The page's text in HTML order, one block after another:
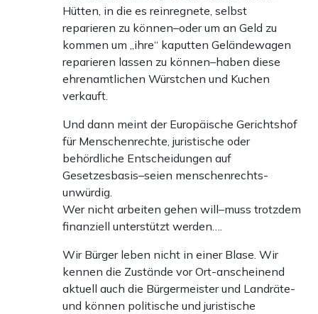
Hütten, in die es reinregnete, selbst
reparieren zu können–oder um an Geld zu
kommen um „ihre“ kaputten Geländewagen
reparieren lassen zu können–haben diese
ehrenamtlichen Würstchen und Kuchen
verkauft.
Und dann meint der Europäische Gerichtshof
für Menschenrechte, juristische oder
behördliche Entscheidungen auf
Gesetzesbasis–seien menschenrechts-
unwürdig.
Wer nicht arbeiten gehen will–muss trotzdem
finanziell unterstützt werden….
Wir Bürger leben nicht in einer Blase. Wir
kennen die Zustände vor Ort-anscheinend
aktuell auch die Bürgermeister und Landräte-
und können politische und juristische